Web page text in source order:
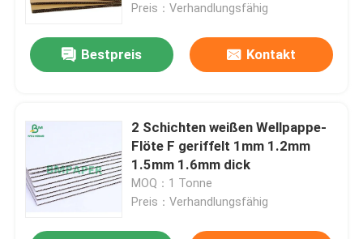
Preis：Verhandlungsfähig
Bestpreis Kontakt
2 Schichten weißen Wellpappe-
Flöte F geriffelt 1mm 1.2mm
1.5mm 1.6mm dick
MOQ：1 Tonne
Preis：Verhandlungsfähig